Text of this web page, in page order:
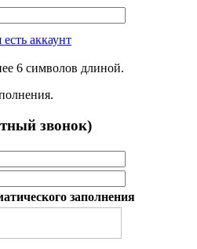
аккаунт
6 символов длиной.
звонок)
заполнения